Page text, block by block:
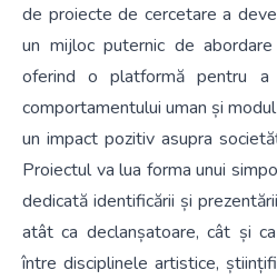
de proiecte de cercetare a
un mijloc puternic de
oferind o platformă pentru a
comportamentului uman și
un impact pozitiv asupra
Proiectul va lua forma unui
dedicată identificării și
atât ca declanșatoare, cât și
între disciplinele artistice,